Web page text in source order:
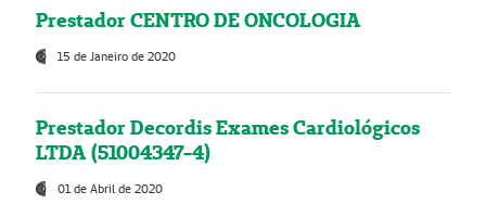
Prestador CENTRO DE ONCOLOGIA
15 de Janeiro de 2020
Prestador Decordis Exames Cardiológicos
LTDA (51004347-4)
01 de Abril de 2020